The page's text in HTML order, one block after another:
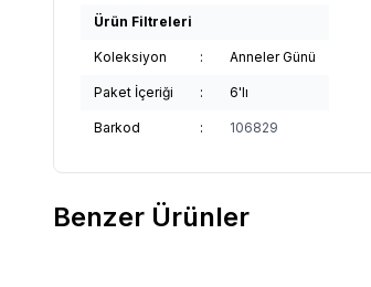
Ürün Filtreleri
Koleksiyon : Anneler Günü
Paket İçeriği : 6'lı
Barkod : 106829
Benzer Ürünler